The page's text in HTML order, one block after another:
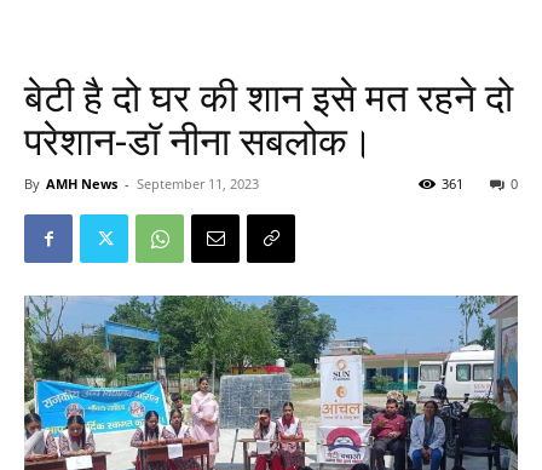
बेटी है दो घर की शान इसे मत रहने दो
परेशान-डॉ नीना सबलोक।
By AMH News - September 11, 2023 0
361